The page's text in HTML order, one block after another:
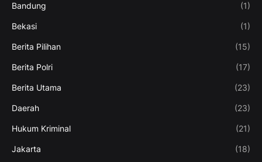
Bandung (1)
Bekasi (1)
Berita Pilihan (15)
Berita Polri (17)
Berita Utama (23)
Daerah (23)
Hukum Kriminal (21)
Jakarta (18)